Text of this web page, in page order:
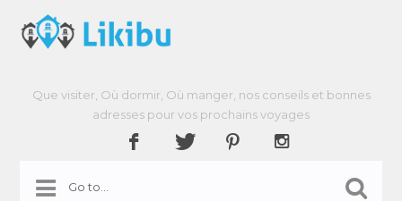
Que visiter, Où dormir, Où manger, nos conseils et bonnes
adresses pour vos prochains voyages